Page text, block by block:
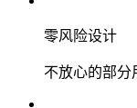
零风险设计
不放心的部分